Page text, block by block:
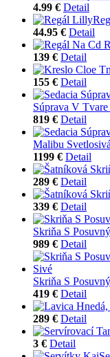
4.99 € Detail
44.95 € Detail
139 € Detail
155 € Detail
Súprava V
819 € Detail
Malibu Svetlosivá
1199 € Detail
289 € Detail
339 € Detail
Skriňa S
989 € Detail
Skriňa S
419 € Detail
289 € Detail
3 € Detail